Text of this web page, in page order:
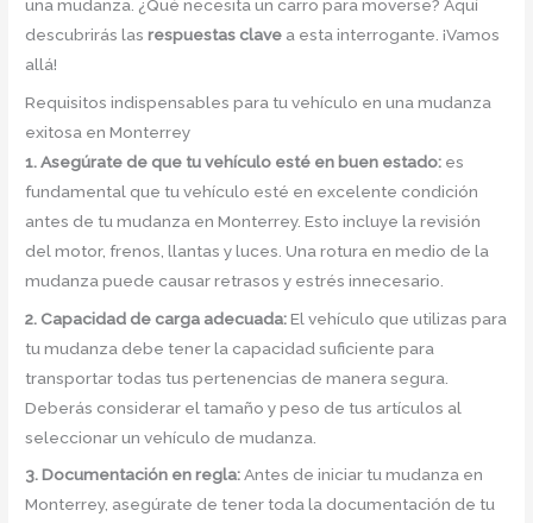
una mudanza. ¿Qué necesita un carro para moverse? Aquí
descubrirás lasrespuestas clave a esta interrogante. ¡Vamos
allá!
Requisitos indispensables para tu vehículo en una mudanza
exitosa en Monterrey
1. Asegúrate de que tu vehículo esté en buen estado: es
fundamental que tu vehículo esté en excelente condición
antes de tu mudanza en Monterrey. Esto incluye la revisión
del motor, frenos, llantas y luces. Una rotura en medio de la
mudanza puede causar retrasos y estrés innecesario.
2. Capacidad de carga adecuada:El vehículo que utilizas para
tu mudanza debe tener la capacidad suficiente para
transportar todas tus pertenencias de manera segura.
Deberás considerar el tamaño y peso de tus artículos al
seleccionar un vehículo de mudanza.
3. Documentación en regla:Antes de iniciar tu mudanza en
Monterrey, asegúrate de tener toda la documentación de tu